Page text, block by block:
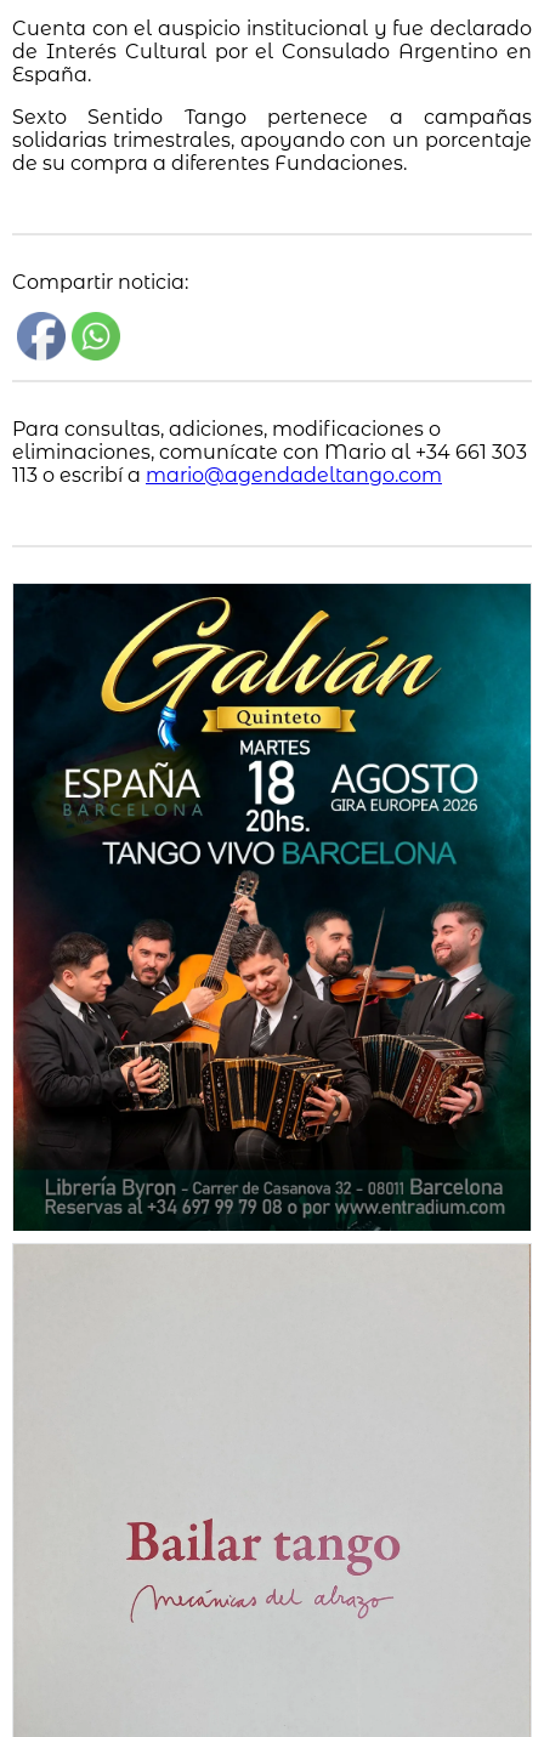
Cuenta con el auspicio institucional y fue declarado
de Interés Cultural por el Consulado Argentino en
España.
Sexto Sentido Tango pertenece a campañas
solidarias trimestrales, apoyando con un porcentaje
de su compra a diferentes Fundaciones.
Compartir noticia:
Para consultas, adiciones, modificaciones o
eliminaciones, comunícate con Mario al +34 661 303
113 o escribí a mario@agendadeltango.com